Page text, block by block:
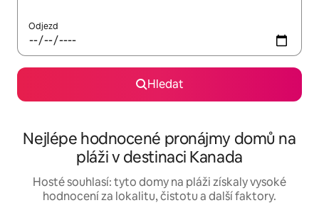
Odjezd
Hledat
Nejlépe hodnocené pronájmy domů na
pláži v destinaci Kanada
Hosté souhlasí: tyto domy na pláži získaly vysoké
hodnocení za lokalitu, čistotu a další faktory.